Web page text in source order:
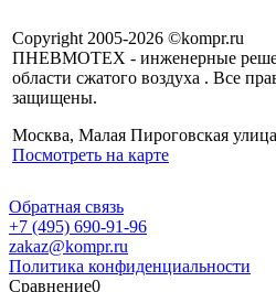
Copyright 2005-2026 ©kompr.ru
ПНЕВМОТЕХ - инженерные
области сжатого воздуха . Все
защищены.
Москва, Малая Пироговская
Посмотреть на карте
Обратная связь
+7 (495) 690-91-96
zakaz@kompr.ru
Политика конфиденциальности
Сравнение0